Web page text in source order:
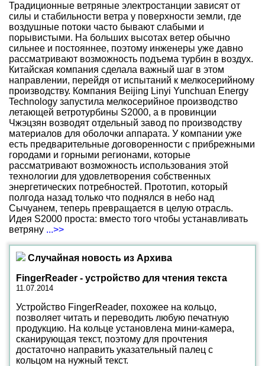
Традиционные ветряные электростанции зависят от
силы и стабильности ветра у поверхности земли, где
воздушные потоки часто бывают слабыми и
порывистыми. На больших высотах ветер обычно
сильнее и постояннее, поэтому инженеры уже давно
рассматривают возможность подъема турбин в воздух.
Китайская компания сделала важный шаг в этом
направлении, перейдя от испытаний к мелкосерийному
производству. Компания Beijing Linyi Yunchuan Energy
Technology запустила мелкосерийное производство
летающей ветротурбины S2000, а в провинции
Чжэцзян возводят отдельный завод по производству
материалов для оболочки аппарата. У компании уже
есть предварительные договоренности с прибрежными
городами и горными регионами, которые
рассматривают возможность использования этой
технологии для удовлетворения собственных
энергетических потребностей. Прототип, который
полгода назад только что поднялся в небо над
Сычуанем, теперь превращается в целую отрасль.
Идея S2000 проста: вместо того чтобы устанавливать
ветряну ...>>
Случайная новость из Архива
FingerReader - устройство для чтения текста
11.07.2014
Устройство FingerReader, похожее на кольцо,
позволяет читать и переводить любую печатную
продукцию. На кольце установлена мини-камера,
сканирующая текст, поэтому для прочтения
достаточно направить указательный палец с
кольцом на нужный текст.